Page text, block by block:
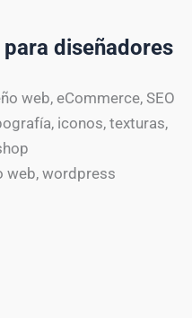
diseñadores
web, eCommerce, SEO
iconos, texturas,
web, wordpress